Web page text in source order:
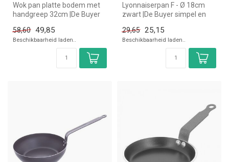
Wok pan platte bodem met
handgreep 32cm |De Buyer
d...
58,60 49,85
Beschikbaarheid laden..
Lyonnaiserpan F - Ø 18cm
zwart |De Buyer simpel en
horeca....
29,65 25,15
Beschikbaarheid laden..